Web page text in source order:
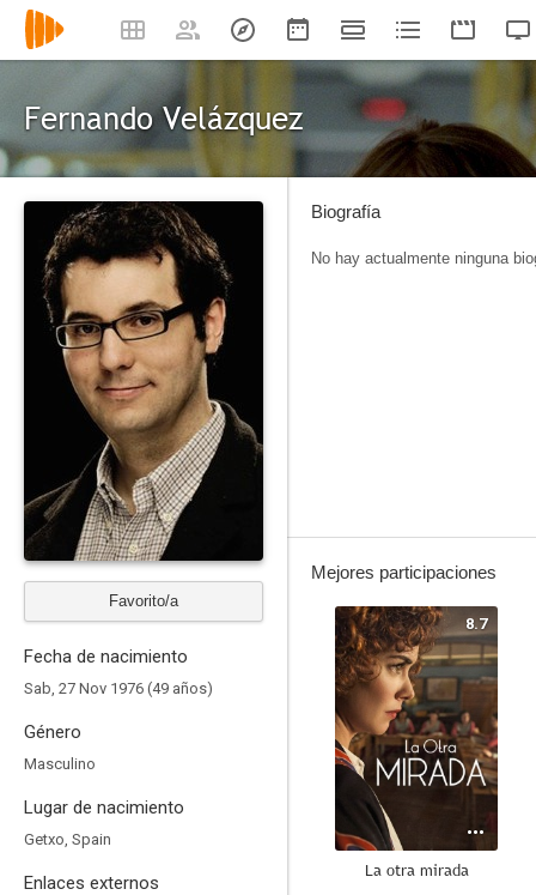
Fernando Velázquez
Favorito/a
Fecha de nacimiento
Sab, 27 Nov 1976 (49 años)
Género
Masculino
Lugar de nacimiento
Getxo, Spain
Enlaces externos
Biografía
No hay actualmente ninguna
Mejores participaciones
8.7
La otra mirada